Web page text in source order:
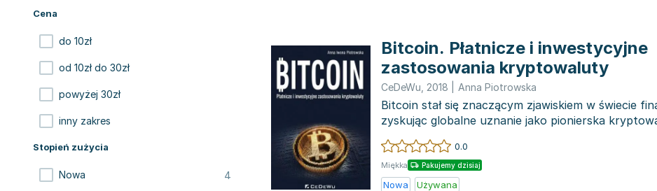
Cena
do 10zł
od 10zł do 30zł
powyżej 30zł
inny zakres
Stopień zużycia
Nowa 4
Bitcoin. Płatnicze i inwestycyjne
zastosowania kryptowaluty
CeDeWu 2018 Anna Piotrowska
Bitcoin stał się znaczącym zjawiskiem w świecie
zyskując globalne uznanie jako pionierska
powodzeni...
0.0
Miękka Pakujemy dzisiaj
Nowa Używana